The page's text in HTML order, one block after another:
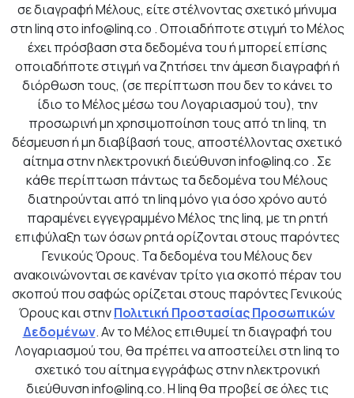
σε διαγραφή Μέλους, είτε στέλνοντας σχετικό μήνυμα
στη linq στοinfo@linq.co . Οποιαδήποτε στιγμή το Μέλος
έχει πρόσβαση στα δεδομένα του ή μπορεί επίσης
οποιαδήποτε στιγμή να ζητήσει την άμεση διαγραφή ή
διόρθωση τους, (σε περίπτωση που δεν το κάνει το
ίδιο το Μέλος μέσω του Λογαριασμού του), την
προσωρινή μη χρησιμοποίηση τους από τη linq, τη
δέσμευση ή μη διαβίβασή τους, αποστέλλοντας σχετικό
αίτημα στην ηλεκτρονική διεύθυνσηinfo@linq.co . Σε
κάθε περίπτωση πάντως τα δεδομένα του Μέλους
διατηρούνται από τη linq μόνο για όσο χρόνο αυτό
παραμένει εγγεγραμμένο Μέλος της linq, με τη ρητή
επιφύλαξη των όσων ρητά ορίζονται στους παρόντες
Γενικούς Όρους. Τα δεδομένα του Μέλους δεν
ανακοινώνονται σε κανέναν τρίτο για σκοπό πέραν του
σκοπού που σαφώς ορίζεται στους παρόντες Γενικούς
Όρους και στηνΠολιτική Προστασίας Προσωπικών
Δεδομένων. Αν το Μέλος επιθυμεί τη διαγραφή του
Λογαριασμού του, θα πρέπει να αποστείλει στη linq το
σχετικό του αίτημα εγγράφως στην ηλεκτρονική
διεύθυνσηinfo@linq.co. Η linq θα προβεί σε όλες τις